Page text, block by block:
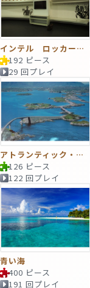
インテル ロッカールーム
192 ピース
29 回プレイ
アトランティック・オーシャンロード
126 ピース
122 回プレイ
青い海
400 ピース
191 回プレイ